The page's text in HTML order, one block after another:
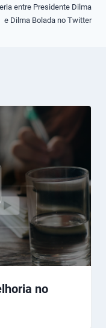
entre Presidente Dilma
e Dilma Bolada no Twitter
no